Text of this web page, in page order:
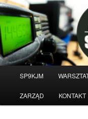
Przeskocz
do
tekstu
Witamy na
SP9KJM
ZARZĄD KONTAKT